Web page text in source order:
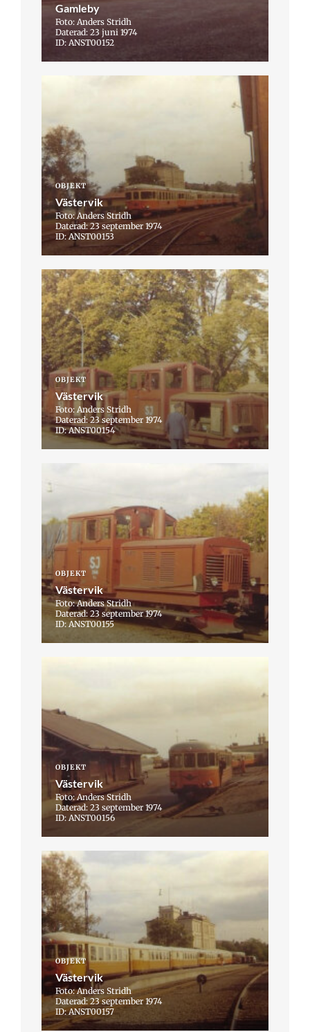
Gamleby
Foto: Anders Stridh
Daterad: 23 juni 1974
ID: ANST00152
OBJEKT
Västervik
Foto: Anders Stridh
Daterad: 23 september 1974
ID: ANST00153
OBJEKT
Västervik
Foto: Anders Stridh
Daterad: 23 september 1974
ID: ANST00154
OBJEKT
Västervik
Foto: Anders Stridh
Daterad: 23 september 1974
ID: ANST00155
OBJEKT
Västervik
Foto: Anders Stridh
Daterad: 23 september 1974
ID: ANST00156
OBJEKT
Västervik
Foto: Anders Stridh
Daterad: 23 september 1974
ID: ANST00157